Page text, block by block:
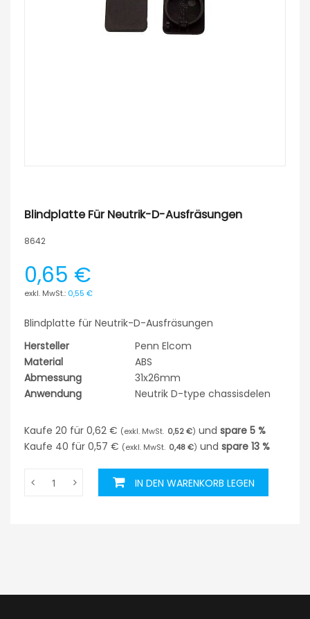
Blindplatte Für Neutrik-D-Ausfräsungen
8642
0,65 €
0,55 €
Blindplatte für Neutrik-D-Ausfräsungen
Hersteller
Penn Elcom
Material
ABS
Abmessung
31x26mm
Anwendung
Neutrik D-type chassisdelen
Kaufe 20 für 0,62 € 0,52 € und spare 5 %
Kaufe 40 für 0,57 € 0,48 € und spare 13 %
IN DEN WARENKORB LEGEN